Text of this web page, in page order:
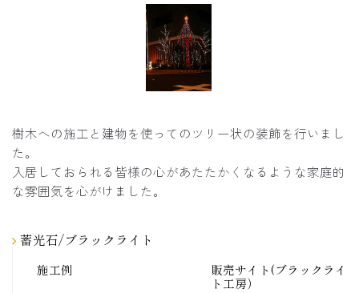
蓄光石/ブラックライト
施工例
販売サイト(ブラックライ
ト工房）
樹木への施工と建物を使ってのツリー状の装飾を行いまし
た。
入居しておられる皆様の心があたたかくなるような家庭的
な雰囲気を心がけました。